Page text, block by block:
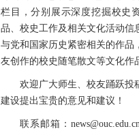
栏目，分别展示深度挖掘校史
品、校史工作及相关文化活动信
与党和国家历史紧密相关的作品
友创作的校史随笔散文等文化作
欢迎广大师生、校友踊跃投
建设提出宝贵的意见和建议！
联系邮箱：